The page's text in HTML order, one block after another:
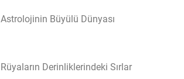
Astrolojinin Büyülü Dünyası
Rüyaların Derinliklerindeki Sırlar